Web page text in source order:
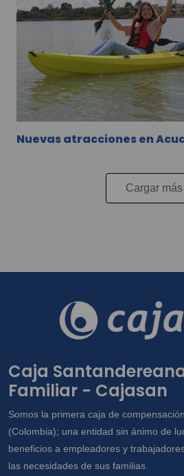
Nuevas atracciones en
Cargar más
Caja
Familiar - Cajasan
Somos la primera caja de
(Colombia); una entidad sin ánimo de
beneficios a empleadores y
las necesidades de sus familias.